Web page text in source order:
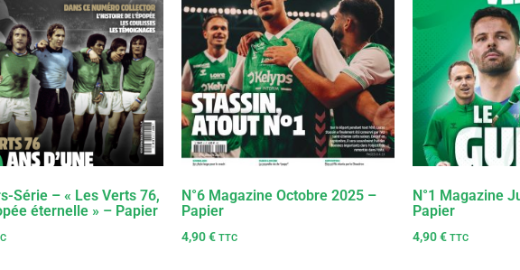
Série – « Les Verts 76,
éternelle » – Papier
N°6 Magazine Octobre 2025 –
Papier
4,90€ TTC
N°1 Magazine
Papier
4,90€ TTC